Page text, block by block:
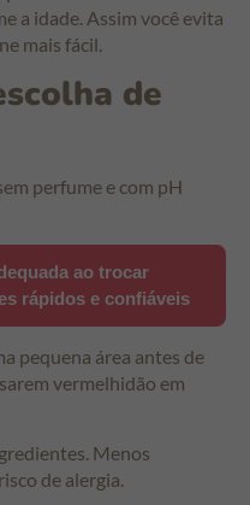
a idade. Assim você evita
mais fácil.
de
perfume e com pH
ao trocar
rápidos e confiáveis
pequena área antes de
vermelhidão em
Menos
de alergia.